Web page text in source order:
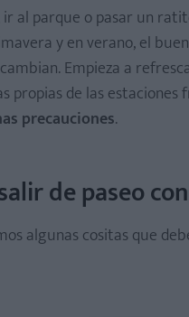
al parque o pasar un
y en verano, el
Empieza a
propias de las estaciones
precauciones.
de paseo
algunas cositas que